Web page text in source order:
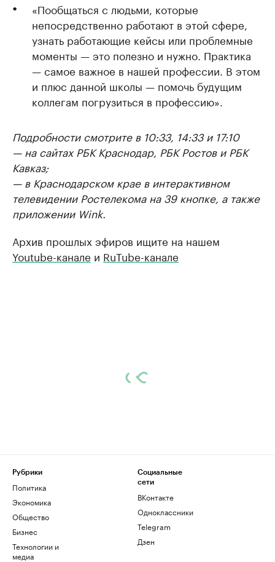
«Пообщаться с людьми, которые
непосредственно работают в этой сфере,
узнать работающие кейсы или проблемные
моменты — это полезно и нужно. Практика
— самое важное в нашей профессии. В этом
и плюс данной школы — помочь будущим
коллегам погрузиться в профессию».
Подробности смотрите в 10:33, 14:33 и 17:10
— на сайтах РБК Краснодар, РБК Ростов и РБК
Кавказ;
— в Краснодарском крае в интерактивном
телевидении Ростелекома на 39 кнопке, а также
приложении Wink.
Архив прошлых эфиров ищите на нашем
Youtube-канале и RuTube-канале
Рубрики
Политика
Экономика
Общество
Бизнес
Технологии и
медиа
Социальные
сети
ВКонтакте
Одноклассники
Telegram
Дзен